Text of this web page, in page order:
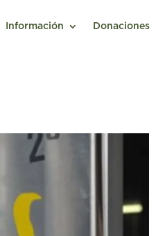
Información Donaciones